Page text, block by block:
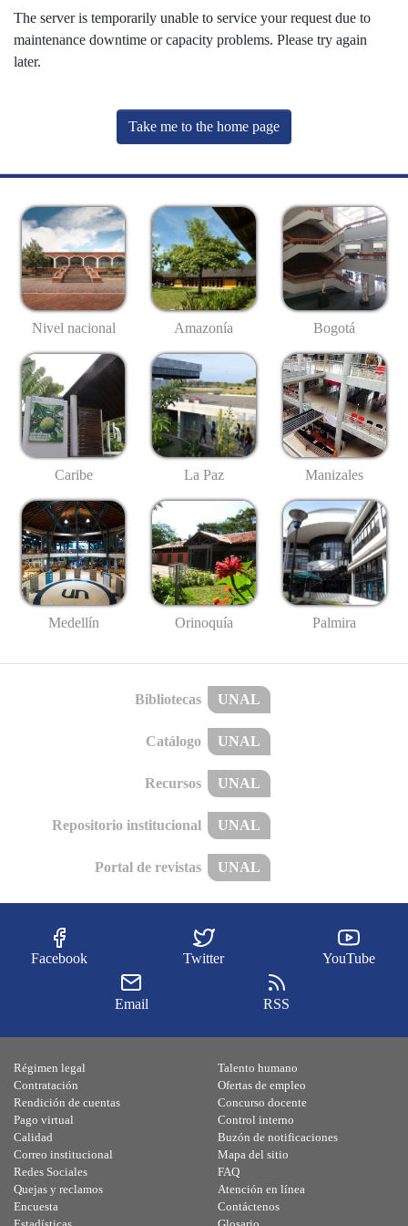
The server is temporarily unable to service your request due to
maintenance downtime or capacity problems. Please try again
later.
Take me to the home page
Nivel nacional Amazonía Bogotá
Caribe La Paz Manizales
Medellín Orinoquía Palmira
Bibliotecas UNAL
Catálogo UNAL
Recursos UNAL
Repositorio institucional UNAL
Portal de revistas UNAL
Facebook Twitter YouTube
Email RSS
Régimen legal
Contratación
Rendición de cuentas
Pago virtual
Calidad
Talento humano
Ofertas de empleo
Concurso docente
Control interno
Buzón de notificaciones
Correo institucional
Redes Sociales
Quejas y reclamos
Encuesta
Mapa del sitio
FAQ
Atención en línea
Contáctenos